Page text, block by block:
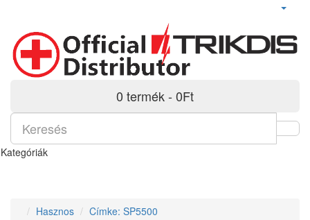
0 termék - 0Ft
Kategóriák
Hasznos Címke: SP5500